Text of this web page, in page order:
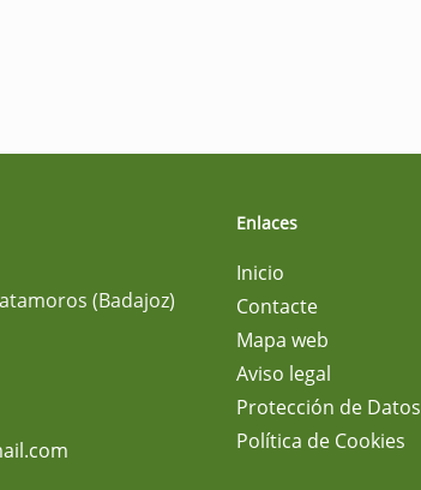
(Badajoz)
Enlaces
Inicio
Contacte
Mapa web
Aviso legal
Protección de Datos
Política de Cookies